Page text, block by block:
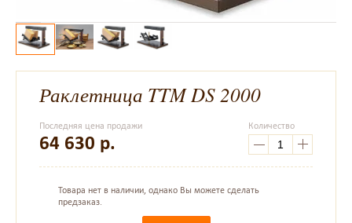
Раклетница TTM DS 2000
Последняя цена продажи
64 630 р.
Количество
Товара нет в наличии, однако Вы можете сделать
предзаказ.